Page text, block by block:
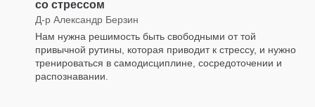
со стрессом
Д-р Александр Берзин
Нам нужна решимость быть свободными от той
привычной рутины, которая приводит к стрессу, и нужно
тренироваться в самодисциплине, сосредоточении и
распознавании.